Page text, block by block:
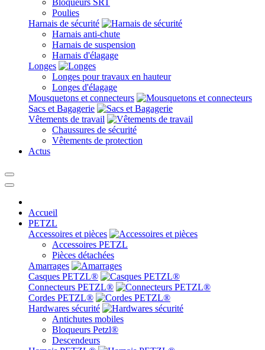
Bloqueurs SRT
Poulies
Harnais de sécurité
Harnais anti-chute
Harnais de suspension
Harnais d'élagage
Longes
Longes pour travaux en hauteur
Longes d'élagage
Mousquetons et connecteurs
Sacs et Bagagerie
Vêtements de travail
Chaussures de sécurité
Vêtements de protection
Actus
Accueil
PETZL
Accessoires et pièces
Accessoires PETZL
Pièces détachées
Amarrages
Casques PETZL®
Connecteurs PETZL®
Cordes PETZL®
Hardwares sécurité
Antichutes mobiles
Bloqueurs Petzl®
Descendeurs